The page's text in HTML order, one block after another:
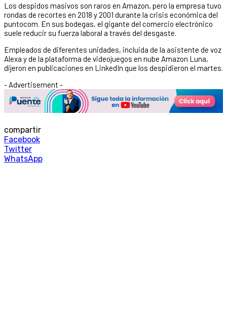
Los despidos masivos son raros en Amazon, pero la empresa tuvo
rondas de recortes en 2018 y 2001 durante la crisis económica del
puntocom. En sus bodegas, el gigante del comercio electrónico
suele reducir su fuerza laboral a través del desgaste.
Empleados de diferentes unidades, incluida de la asistente de voz
Alexa y de la plataforma de videojuegos en nube Amazon Luna,
dijeron en publicaciones en LinkedIn que los despidieron el martes.
- Advertisement -
compartir
Facebook
Twitter
WhatsApp